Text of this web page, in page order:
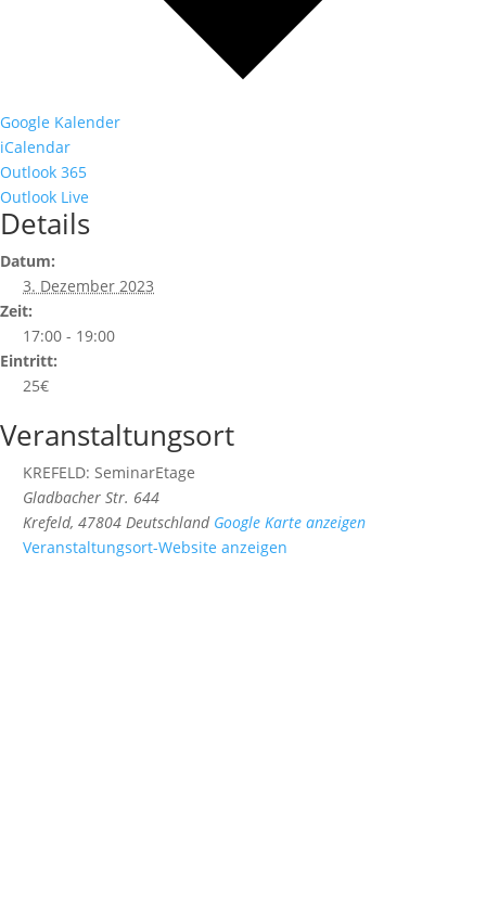
Google Kalender
iCalendar
Outlook 365
Outlook Live
Details
Datum:
3. Dezember 2023
Zeit:
17:00 - 19:00
Eintritt:
25€
Veranstaltungsort
KREFELD: SeminarEtage
Gladbacher Str. 644
Krefeld, 47804 Deutschland Google Karte anzeigen
Veranstaltungsort-Website anzeigen